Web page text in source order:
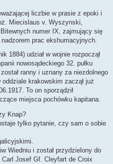
liczbie w prasie z epoki i
Miecislaus v. Wyszynski,
numer IX, zajmujący się
prac ekshumacyjnych.
1884) udział w wojnie rozpoczął
nowosądeckiego 32. pułku
ranny i uznany za niezdolnego
oddziale krakowskim zaczął już
To on sporządził
miejsca pochówku kapitana.
Knap?
tylko pytanie, czy sam o sobie
Wiedniu i został przydzielony do
Josef Gf. Cleyfart de Croix